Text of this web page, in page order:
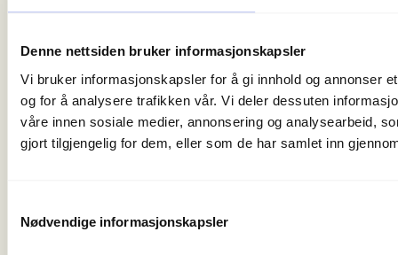
Denne nettsiden bruker informasjonskapsler
Vi bruker informasjonskapsler for å gi innhold og annonser
og for å analysere trafikken vår. Vi deler dessuten
våre innen sosiale medier, annonsering og analysearbeid,
gjort tilgjengelig for dem, eller som de har samlet inn
Nødvendige informasjonskapsler
0186 Oslo
Organisasjonsnummer 971 262 834
Medlemsorganisasjoner
Våre ansatte
Friluftlivets uke